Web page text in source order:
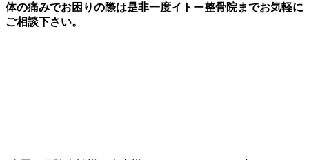
体の痛みでお困りの際は是非一度イトー整骨院までお気軽に
ご相談下さい。